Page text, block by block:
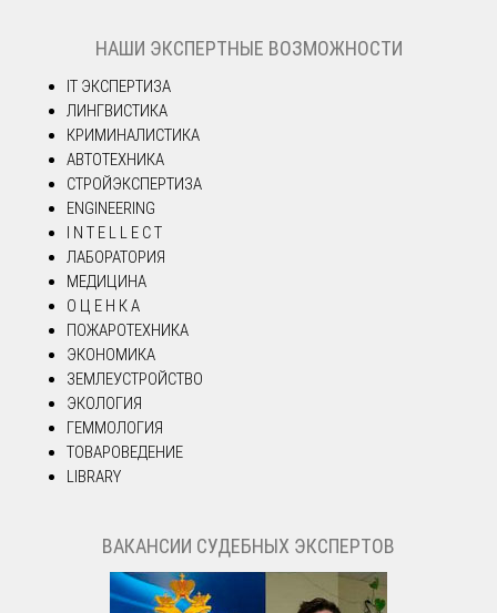
НАШИ ЭКСПЕРТНЫЕ ВОЗМОЖНОСТИ
IT ЭКСПЕРТИЗА
ЛИНГВИСТИКА
КРИМИНАЛИСТИКА
АВТОТЕХНИКА
СТРОЙЭКСПЕРТИЗА
ENGINEERING
I N T E L L E C T
ЛАБОРАТОРИЯ
МЕДИЦИНА
О Ц Е Н К А
ПОЖАРОТЕХНИКА
ЭКОНОМИКА
ЗЕМЛЕУСТРОЙСТВО
ЭКОЛОГИЯ
ГЕММОЛОГИЯ
ТОВАРОВЕДЕНИЕ
LIBRARY
ВАКАНСИИ СУДЕБНЫХ ЭКСПЕРТОВ